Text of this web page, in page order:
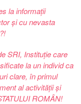
la informații
și cu nevasta
SRI, Instituție care
la un individ ca
clare, în primul
al activității și
ROMÂN!